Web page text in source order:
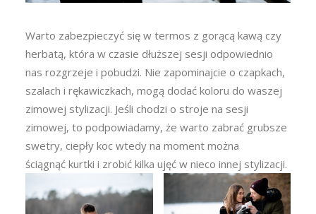
Warto zabezpieczyć się w termos z gorącą kawą czy
herbatą, która w czasie dłuższej sesji odpowiednio
nas rozgrzeje i pobudzi. Nie zapominajcie o czapkach,
szalach i rękawiczkach, mogą dodać koloru do waszej
zimowej stylizacji. Jeśli chodzi o stroje na sesji
zimowej, to podpowiadamy, że warto zabrać grubsze
swetry, ciepły koc wtedy na moment można
ściągnąć kurtki i zrobić kilka ujęć w nieco innej stylizacji.